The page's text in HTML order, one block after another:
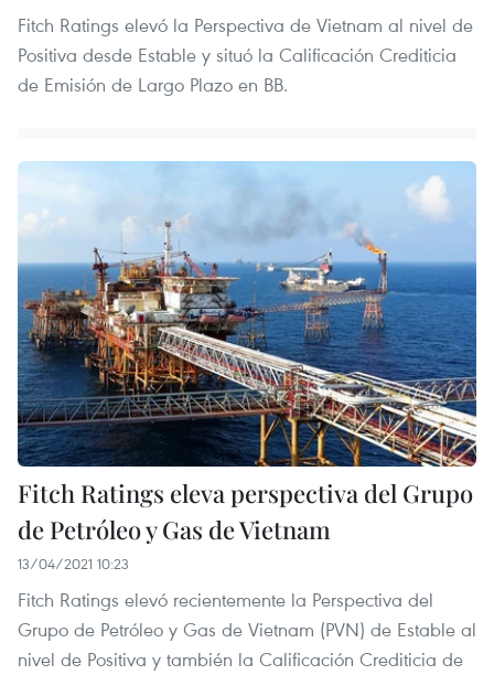
Fitch Ratings elevó la Perspectiva de Vietnam al nivel de
Positiva desde Estable y situó la Calificación Crediticia
de Emisión de Largo Plazo en BB.
Fitch Ratings eleva perspectiva del Grupo
de Petróleo y Gas de Vietnam
13/04/2021 10:23
Fitch Ratings elevó recientemente la Perspectiva del
Grupo de Petróleo y Gas de Vietnam (PVN) de Estable al
nivel de Positiva y también la Calificación Crediticia de